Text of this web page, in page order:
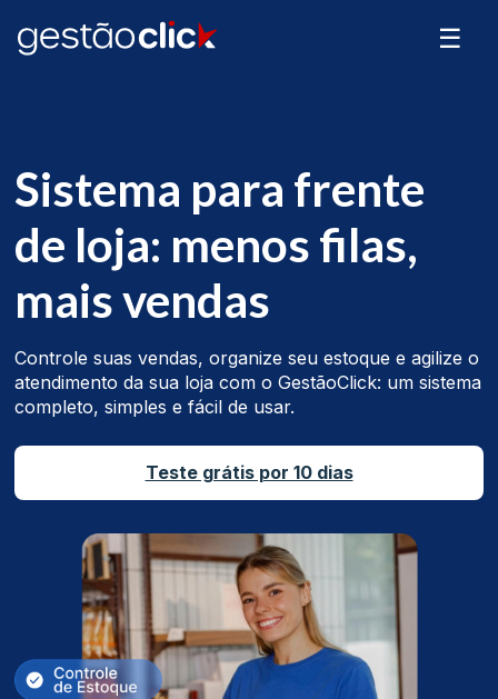
☰
Sistema para frente
de loja: menos filas,
mais vendas
Controle suas vendas, organize seu estoque e agilize o
atendimento da sua loja com o GestãoClick: um sistema
completo, simples e fácil de usar.
Teste grátis por 10 dias